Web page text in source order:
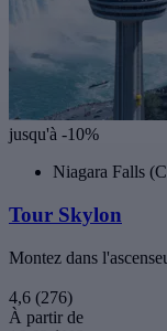
jusqu'à -10%
Niagara Falls
Tour Skylon
Montez dans
4,6 (276)
À partir de